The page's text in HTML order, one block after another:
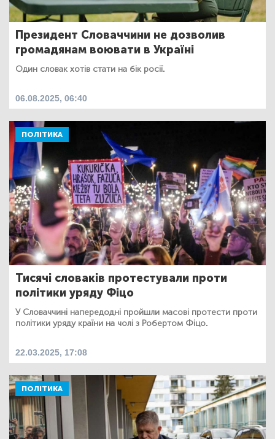
Президент Словаччини не дозволив
громадянам воювати в Україні
Один словак хотів стати на бік росії.
06.08.2025, 06:40
ПОЛІТИКА
Тисячі словаків протестували проти
політики уряду Фіцо
У Словаччині напередодні пройшли масові протести проти
політики уряду країни на чолі з Робертом Фіцо.
22.03.2025, 17:08
ПОЛІТИКА